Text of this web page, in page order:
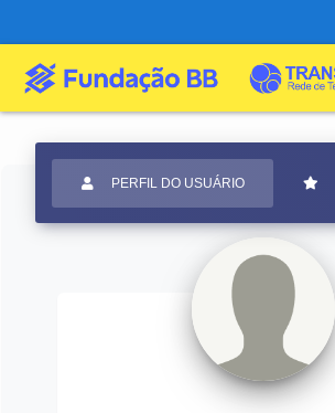
PERFIL DO USUÁRIO